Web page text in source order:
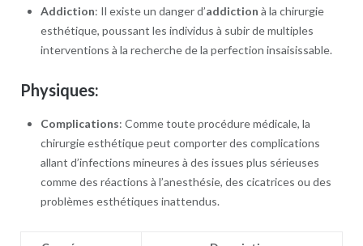
Addiction: Il existe un danger d’addiction à la chirurgie
esthétique, poussant les individus à subir de multiples
interventions à la recherche de la perfection insaisissable.
Physiques:
Complications: Comme toute procédure médicale, la
chirurgie esthétique peut comporter des complications
allant d’infections mineures à des issues plus sérieuses
comme des réactions à l’anesthésie, des cicatrices ou des
problèmes esthétiques inattendus.